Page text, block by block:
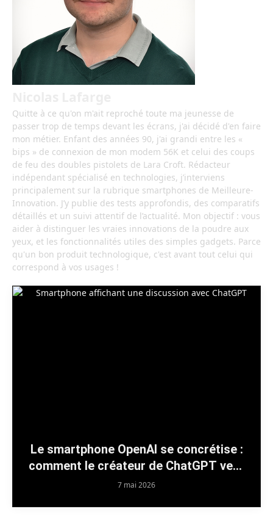
Quitte à ce qu'on m'ait reproché toute ma jeunesse de
passer trop de temps devant les écrans, j'ai décidé d'en faire
mon métier. Enfant des années 90, j'ai grandi entre les «
bips » de connexion de mon modem 56K et celui des coups
de feu des doubles pistolets de Lara Croft. Rédacteur
indépendant spécialisé en technologies, j’interviens
principalement sur la rubrique smartphones de Meilleure-
Innovation. J’y publie des tests approfondis, des comparatifs
détaillés et un suivi attentif de l’actualité. Mon objectif : vous
aider à distinguer les vraies innovations de la poudre aux
yeux, et les fonctionnalités utiles des simples gadgets. Parce
qu'un bon produit technologique, c'est avant tout celui qui
correspond à vos usages !
Le smartphone OpenAI se concrétise :
comment le créateur de ChatGPT veut
bousculer un marché en manque
7 mai 2026